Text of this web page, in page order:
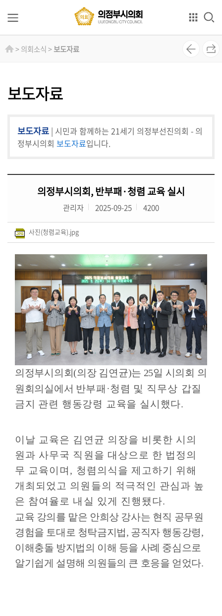
본문으로 바로가기
GNB메뉴 바로가기
의
소
개
의
회
소
식
원
구
회
의
록
정
보)
영
상
회
의
록
참
여
> 의회소식 >보도자료
보도자료
보도자료 | 시민과 함께하는 21세기 의정부선진의회 - 의
정부시의회 보도자료입니다.
의정부시의회, 반부패·청렴 교육 실시
관리자 2025-09-25 4200
사진(청렴교육).jpg
의정부시의회 (의장 김연균)는 25일 시의회 의
원회의실에서 반부패 ·청렴 및 직무상 갑질
금지 관련 행동강령 교육을 실시했다.
이날 교육은 김연균 의장을 비롯한 시의
원과 사무국 직원을 대상으로 한 법정의
무 교육이며 , 청렴의식을 제고하기 위해
개최되었고 의원들의 적극적인 관심과 높
은 참여율로 내실 있게 진행됐다.
교육 강의를 맡은 안희상 강사는 현직 공무원
경험을 토대로 청탁금지법, 공직자 행동강령,
이해충돌 방지법의 이해 등을 사례 중심으로
알기쉽게 설명해 의원들의 큰 호응을 얻었다.